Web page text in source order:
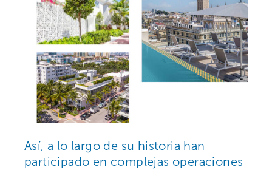
Así, a lo largo de su historia han
participado en complejas operaciones